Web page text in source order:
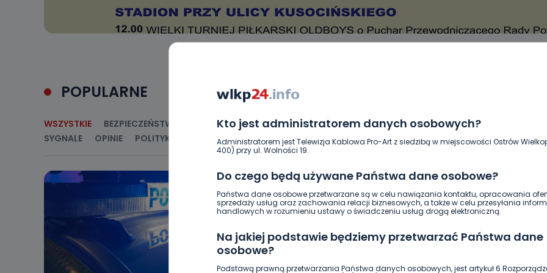
Kto jest administratorem danych osobowych?
Administratorem jest Telewizja Kablowa Pro-Art z siedzibą w miejscowości Ostrów
400) przy ul. Wolności 19.
Do czego będą używane Państwa dane osobowe?
Państwa dane osobowe przetwarzane są w celu nawiązania kontaktu, opracowania
sprzedaży usług oraz zachowania relacji biznesowych, a także w celu przesyłania
handlowych w rozumieniu ustawy o świadczeniu usług drogą elektroniczną.
Na jakiej podstawie będziemy przetwarzać Państwa dane
osobowe?
Podstawą prawną przetwarzania Państwa danych osobowych, jest artykuł 6
POPULARNE
WSZYSTKIE BEZPIECZEŃSTWO CIEKAWOSTKI EDUKACJA GOSPODARKA I FINANSE HISTORIA
SYGNALE
OPINIE POLITYKA RELIGIA SAMORZĄD ŚRODOWISKO WASZE INFO WSZYSTKICH ŚWIĘTYCH